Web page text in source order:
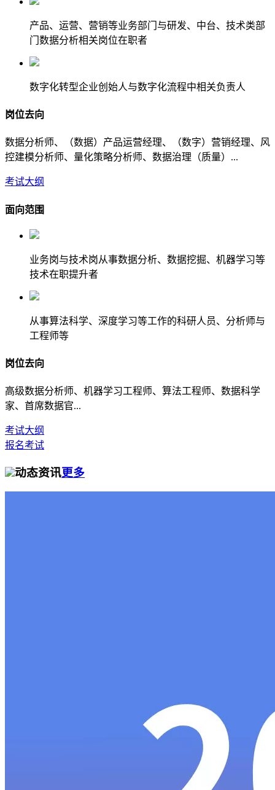
产品、运营、营销等业务部门与研发、中台、技术类部
门数据分析相关岗位在职者
数字化转型企业创始人与数字化流程中相关负责人
岗位去向
数据分析师、（数据）产品运营经理、（数字）营销经理、风
控建模分析师、量化策略分析师、数据治理（质量）...
考试大纲
面向范围
业务岗与技术岗从事数据分析、数据挖掘、机器学习等
技术在职提升者
从事算法科学、深度学习等工作的科研人员、分析师与
工程师等
岗位去向
高级数据分析师、机器学习工程师、算法工程师、数据科学
家、首席数据官...
考试大纲
报名考试
动态资讯更多